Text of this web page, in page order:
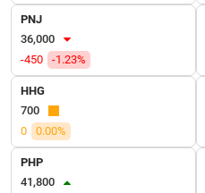
PNJ
36,000
-450
-1.23%
HHG
700
0
0.00%
PHP
41,800
DỊCH
VỤ
TRUYỀN
THÔNG